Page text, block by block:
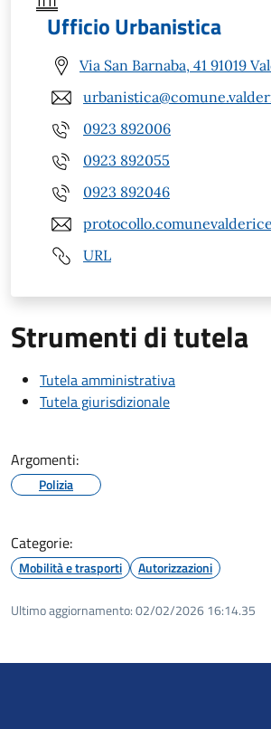
Ufficio Urbanistica
Via San Barnaba, 41 91019
0923 892006
0923 892055
0923 892046
URL
Strumenti di tutela
Tutela amministrativa
Tutela giurisdizionale
Argomenti:
Polizia
Categorie:
Mobilità e trasporti Autorizzazioni
Ultimo aggiornamento:02/02/2026 16:14.35